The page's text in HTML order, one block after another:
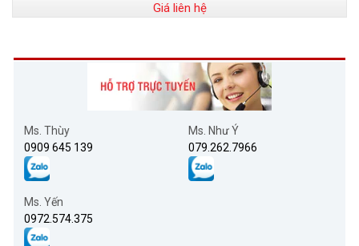
Giá liên hệ
Ms. Thùy
0909 645 139
Ms. Như Ý
079.262.7966
Ms. Yến
0972.574.375